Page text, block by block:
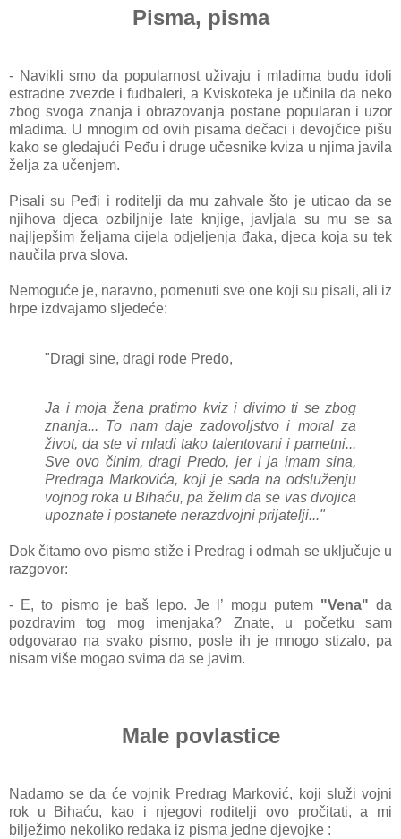
Pisma, pisma
- Navikli smo da popularnost uživaju i mladima budu idoli
estradne zvezde i fudbaleri, a Kviskoteka je učinila da neko
zbog svoga znanja i obrazovanja postane popularan i uzor
mladima. U mnogim od ovih pisama dečaci i devojčice pišu
kako se gledajući Peđu i druge učesnike kviza u njima javila
želja za učenjem.
Pisali su Peđi i roditelji da mu zahvale što je uticao da se
njihova djeca ozbiljnije late knjige, javljala su mu se sa
najljepšim željama cijela odjeljenja đaka, djeca koja su tek
naučila prva slova.
Nemoguće je, naravno, pomenuti sve one koji su pisali, ali iz
hrpe izdvajamo sljedeće:
"Dragi sine, dragi rode Predo,
Ja i moja žena pratimo kviz i divimo ti se zbog
znanja... To nam daje zadovoljstvo i moral za
život, da ste vi mladi tako talentovani i pametni...
Sve ovo činim, dragi Predo, jer i ja imam sina,
Predraga Markovića, koji je sada na odsluženju
vojnog roka u Bihaću, pa želim da se vas dvojica
upoznate i postanete nerazdvojni prijatelji..."
Dok čitamo ovo pismo stiže i Predrag i odmah se uključuje u
razgovor:
- E, to pismo je baš lepo. Je l’ mogu putem "Vena" da
pozdravim tog mog imenjaka? Znate, u početku sam
odgovarao na svako pismo, posle ih je mnogo stizalo, pa
nisam više mogao svima da se javim.
Male povlastice
Nadamo se da će vojnik Predrag Marković, koji služi vojni
rok u Bihaću, kao i njegovi roditelji ovo pročitati, a mi
bilježimo nekoliko redaka iz pisma jedne djevojke :